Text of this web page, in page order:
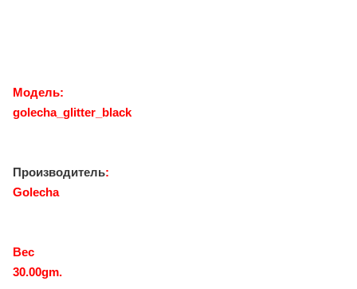
Модель:
golecha_glitter_black
Производитель:
Golecha
Вес
30.00gm.